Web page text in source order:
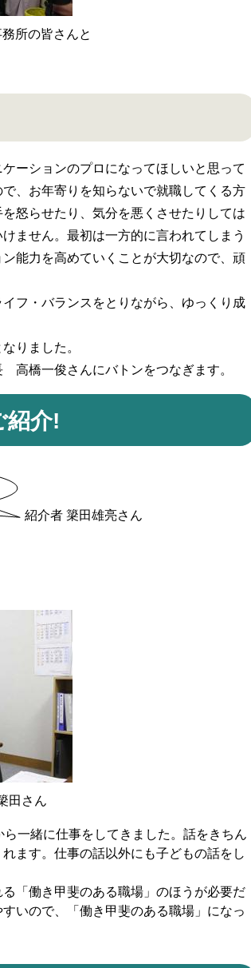
所の皆さんと
ーションのプロになってほしいと思って
、お年寄りを知らないで就職してくる方
怒らせたり、気分を悪くさせたりしては
ません。最初は一方的に言われてしまう
能力を高めていくことが大切なので、頑
フ・バランスをとりながら、ゆっくり成
りました。
橋一俊さんにバトンをつなぎます。
紹介!
​紹介者 簗田雄亮さん
田さん
一緒に仕事をしてきました。話をきちん
ます。仕事の話以外にも子どもの話をし
「働き甲斐のある職場」のほうが必要だ
いので、「働き甲斐のある職場」になっ